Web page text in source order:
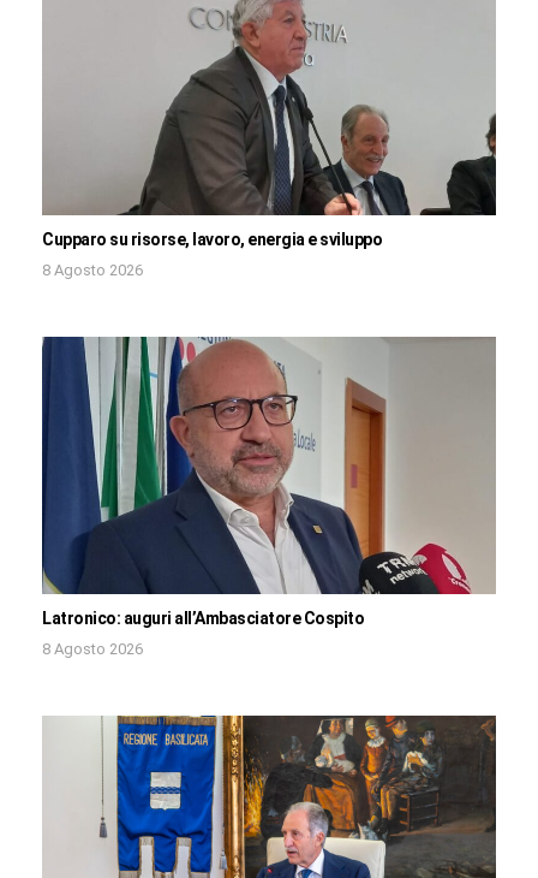
Cupparo su risorse, lavoro, energia e sviluppo
8 Agosto 2026
Latronico: auguri all’Ambasciatore Cospito
8 Agosto 2026